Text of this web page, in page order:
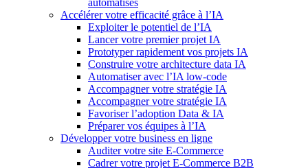
Accélérer votre efficacité grâce à l’IA
Exploiter le potentiel de l’IA
Lancer votre premier projet IA
Prototyper rapidement vos projets IA
Construire votre architecture data IA
Automatiser avec l’IA low-code
Accompagner votre stratégie IA
Accompagner votre stratégie IA
Favoriser l’adoption Data & IA
Préparer vos équipes à l’IA
Développer votre business en ligne
Auditer votre site E-Commerce
Cadrer votre projet E-Commerce B2B